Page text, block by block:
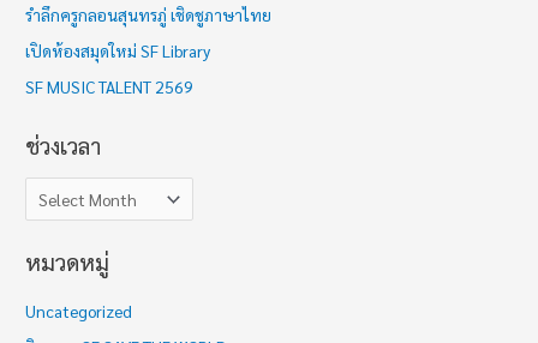
รำลึกครูกลอนสุนทรภู่ เชิดชูภาษาไทย
เปิดห้องสมุดใหม่ SF Library
SF MUSIC TALENT 2569
ช่วงเวลา
ว
ล
า
หมวดหมู่
Uncategorized